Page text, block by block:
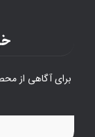
برای آگاهی از